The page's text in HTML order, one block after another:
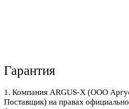
Гарантия
1. Компания ARGUS-X (ООО
Поставщик) на правах